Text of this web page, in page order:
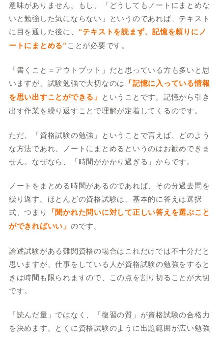
意味がありません。もし、「どうしてもノートにまとめな
いと勉強した気にならない」というのであれば、テキスト
に目を通した後に、 “テキストを読まず、記憶を頼りにノ
ートにまとめる”ことが必要です。
「書くこと＝アウトプット」だと思っている方も多いと思
いますが、試験勉強で大切なのは 「記憶に入っている情報
を思い出すことができる」 ということです。記憶から引き
出す作業を繰り返すことで理解が定着してくるのです。
ただ、「資格試験の勉強」ということで言えば、どのよう
な方法であれ、ノートにまとめるというのはお勧めできま
せん。なぜなら、「時間がかかり過ぎる」からです。
ノートをまとめる時間があるのであれば、その分過去問を
繰り返す。ほとんどの資格試験は、基本的に答えは選択
式、つまり
「聞かれた問いに対して正しい答えを選ぶこと
ができればいい」 のです。
論述試験がある難関資格の場合はこれだけでは不十分だと
思いますが、仕事をしている人が資格試験の勉強をすると
きは時間も限られますので、この点を割り切ることが大切
です。
「読んだ量」ではなく、「復習の質」が資格試験の合格力
を決めます。とくに資格試験のように出題範囲が広い勉強